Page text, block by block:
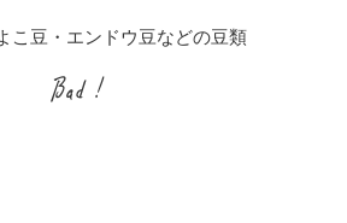
こ豆・エンドウ豆などの豆類